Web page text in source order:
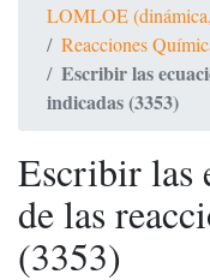
LOMLOE
Reacciones
Escribir las
indicadas (3353)
Escribir las
de las
(3353)